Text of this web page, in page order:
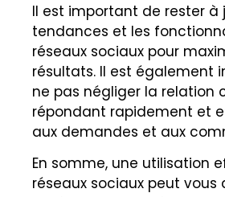
Il est important de rester à
tendances et les
réseaux sociaux pour
résultats. Il est également
ne pas négliger la relation
répondant rapidement et
aux demandes et aux
En somme, une utilisation
réseaux sociaux peut vous